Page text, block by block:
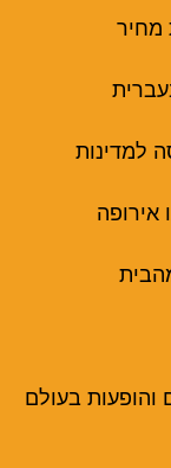
מחיר
למדינות
אירופה
בעולם